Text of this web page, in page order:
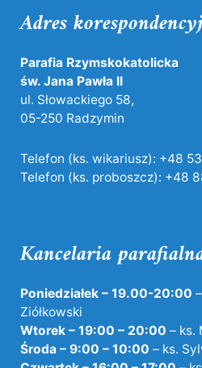
Adres
Parafia Rzymskokatolicka
św. Jana Pawła II
ul. Słowackiego 58,
05-250 Radzymin
Telefon (ks. wikariusz): +48
Telefon (ks. proboszcz): +48
Kancelaria
Poniedziałek – 19.00-20:00
Ziółkowski
Wtorek – 19:00 – 20:00 – ks.
Środa – 9:00 – 10:00 – ks.